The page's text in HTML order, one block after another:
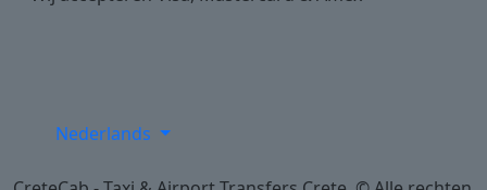
Nederlands